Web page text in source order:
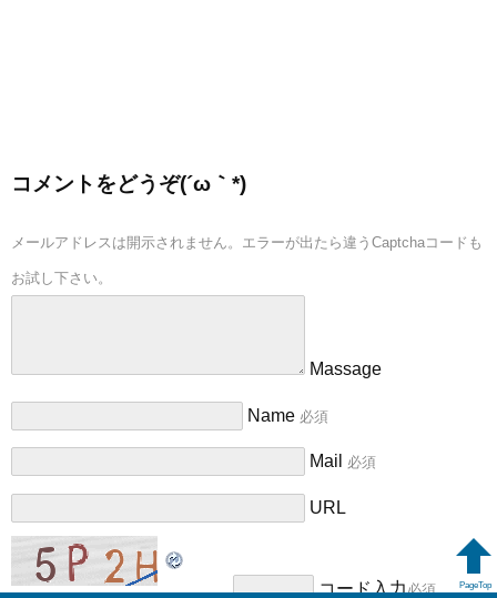
コメントをどうぞ(´ω｀*)
メールアドレスは開示されません。エラーが出たら違うCaptchaコードも
お試し下さい。
Massage
Name 必須
Mail 必須
URL
コード入力必須